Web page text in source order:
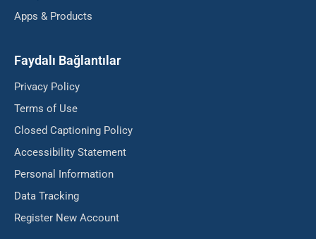
Apps & Products
Faydalı Bağlantılar
Privacy Policy
Terms of Use
Closed Captioning Policy
Accessibility Statement
Personal Information
Data Tracking
Register New Account